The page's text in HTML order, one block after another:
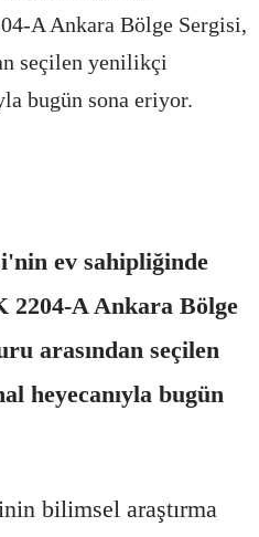
A Ankara Bölge Sergisi,
seçilen yenilikçi
bugün sona eriyor.
ev sahipliğinde
2204-A Ankara Bölge
arasından seçilen
heyecanıyla bugün
bilimsel araştırma